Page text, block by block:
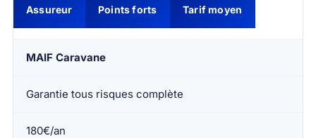
Assureur Points forts Tarif moyen
MAIF Caravane
Garantie tous risques complète
180€/an